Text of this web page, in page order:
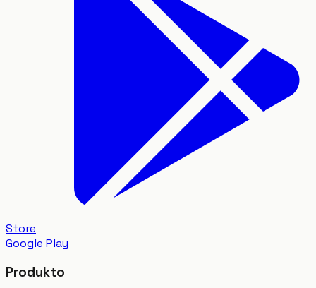
Store
Google Play
Produkto